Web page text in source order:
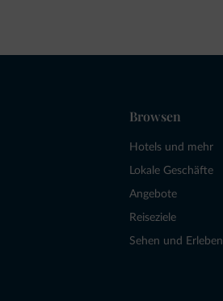
Browsen
Hotels und mehr
Lokale Geschäfte
Angebote
Reiseziele
Sehen und Erleben